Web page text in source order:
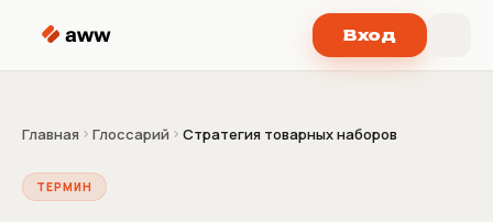
Вход
Главная Глоссарий Стратегия товарных наборов
ТЕРМИН